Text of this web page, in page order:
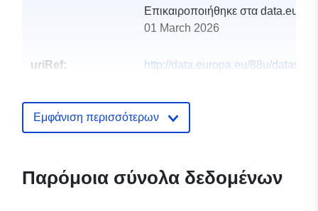
Επικαιροποιήθηκε στα
01 March 2026
uriRef:
http://data.europa.eu/88u/
Εμφάνιση περισσότερων
Παρόμοια σύνολα δεδομένων